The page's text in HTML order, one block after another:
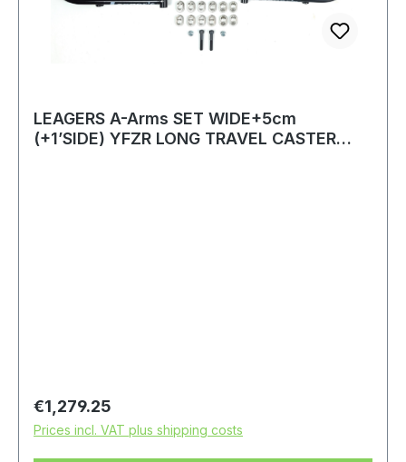
LEAGERS A-Arms SET WIDE+5cm
(+1’SIDE) YFZR LONG TRAVEL CASTER
Regular price:
€1,279.25
Prices incl. VAT plus shipping costs